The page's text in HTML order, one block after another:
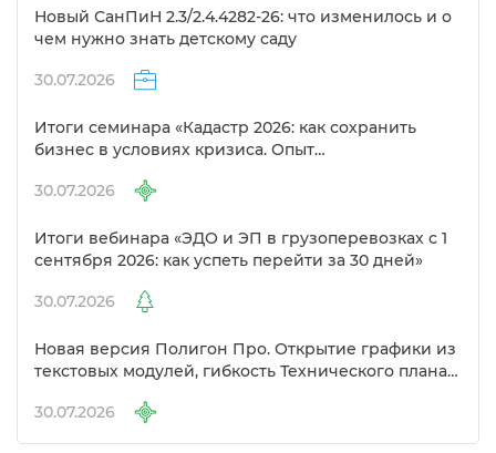
Новый СанПиН 2.3/2.4.4282-26: что изменилось и о
чем нужно знать детскому саду
30.07.2026
Итоги семинара «Кадастр 2026: как сохранить
изнес в условиях кризиса. Опыт
30.07.2026
Итоги вебинара «ЭДО и ЭП в грузоперевозках с 1
сентября 2026: как успеть перейти за 30 дней»
30.07.2026
Новая версия Полигон Про. Открытие графики из
текстовых модулей, гибкость Технического плана
30.07.2026